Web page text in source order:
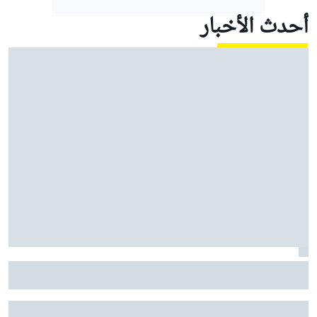
أحدث الأخبار
موتو جي بي: مارتين يقود أبريليا إلى ثلاثية في السباق